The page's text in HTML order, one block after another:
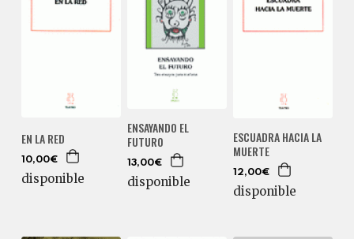
EN LA RED
10,00€
disponible
ENSAYANDO EL
FUTURO
13,00€
disponible
ESCUADRA HACIA LA
MUERTE
12,00€
disponible